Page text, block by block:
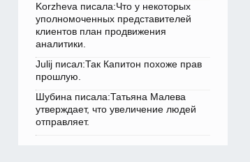
Korzheva писала:Что у некоторых
уполномоченных представителей
клиентов план продвижения
аналитики.
Julij писал:Так Капитон похоже прав
прошлую.
Шубина писала:Татьяна Малева
утверждает, что увеличение людей
отправляет.